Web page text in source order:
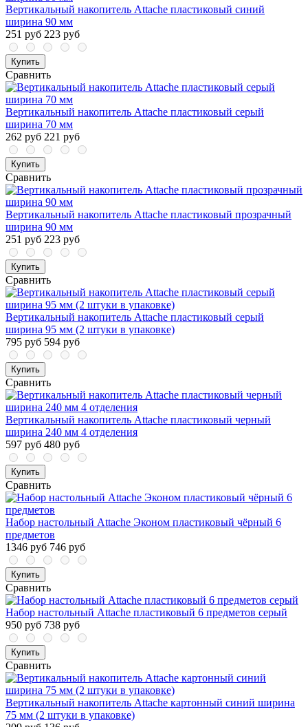
Вертикальный накопитель Attache пластиковый синий
ширина 90 мм
251 руб 223 руб
Купить
Сравнить
Вертикальный накопитель Attache пластиковый серый
ширина 70 мм
262 руб 221 руб
Купить
Сравнить
Вертикальный накопитель Attache пластиковый прозрачный
ширина 90 мм
251 руб 223 руб
Купить
Сравнить
Вертикальный накопитель Attache пластиковый серый
ширина 95 мм (2 штуки в упаковке)
795 руб 594 руб
Купить
Сравнить
Вертикальный накопитель Attache пластиковый черный
ширина 240 мм 4 отделения
597 руб 480 руб
Купить
Сравнить
Набор настольный Attache Эконом пластиковый чёрный 6
предметов
1346 руб 746 руб
Купить
Сравнить
Набор настольный Attache пластиковый 6 предметов серый
950 руб 738 руб
Купить
Сравнить
Вертикальный накопитель Attache картонный синий ширина
75 мм (2 штуки в упаковке)